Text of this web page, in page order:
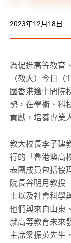
2023年12月18日
為促進高等教育
（教大）今日
國香港逾十間院
勢，在學術、科
貢獻，培養專業
教大校長李子建
行的「魯港澳高
表團成員包括協
院長谷明月教授
士以及社會科學
他們與來自山東
就高等教育未來
主席梁振英先生